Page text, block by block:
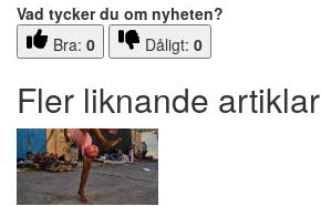
Vad tycker du om nyheten?
Bra: 0 Dåligt: 0
Fler liknande artiklar